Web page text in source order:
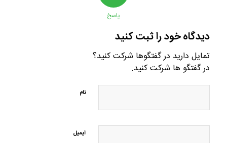
پاسخ
دیدگاه خود را ثبت کنید
تمایل دارید در گفتگوها شرکت کنید؟
در گفتگو ها شرکت کنید.
نام
ایمیل